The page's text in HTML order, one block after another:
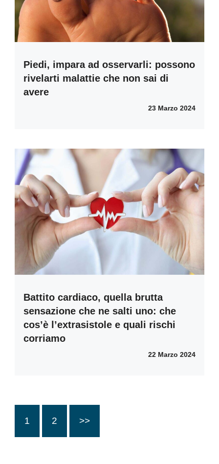
Piedi, impara ad osservarli: possono
rivelarti malattie che non sai di
avere
23 Marzo 2024
Battito cardiaco, quella brutta
sensazione che ne salti uno: che
cos’è l’extrasistole e quali rischi
corriamo
22 Marzo 2024
1 2 >>